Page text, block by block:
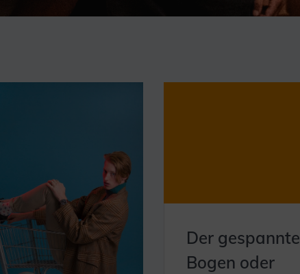
Der gespannte
Bogen oder